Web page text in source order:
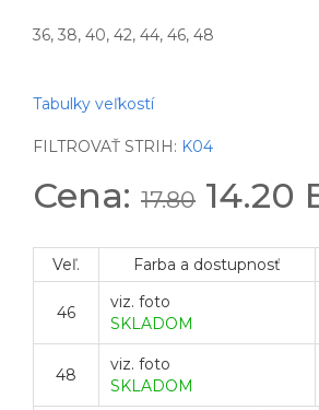
36, 38, 40, 42, 44, 46, 48
Tabulky veľkostí
FILTROVAŤ STRIH: K04
Cena: 17.80 14.20
Veľ. Farba a dostupnosť
46
viz. foto
SKLADOM
48
viz. foto
SKLADOM